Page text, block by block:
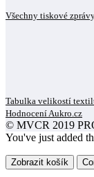
Všechny tiskové
Tabulka velikostí
Hodnocení Aukro.cz
© MVCR 2019
You've just added
Zobrazit košík